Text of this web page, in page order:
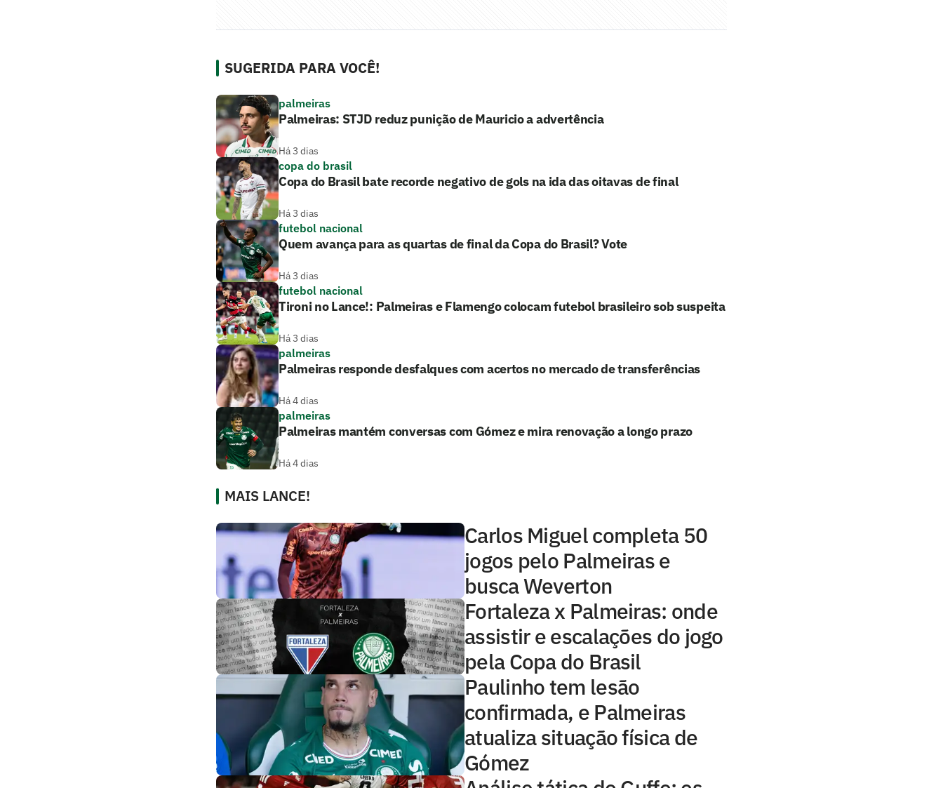
SUGERIDA PARA VOCÊ!
palmeiras
Palmeiras: STJD reduz punição de Mauricio a advertência
Há 3 dias
copa do brasil
Copa do Brasil bate recorde negativo de gols na ida das oitavas de final
Há 3 dias
futebol nacional
Quem avança para as quartas de final da Copa do Brasil? Vote
Há 3 dias
futebol nacional
Tironi no Lance!: Palmeiras e Flamengo colocam futebol brasileiro sob suspeita
Há 3 dias
palmeiras
Palmeiras responde desfalques com acertos no mercado de transferências
Há 4 dias
palmeiras
Palmeiras mantém conversas com Gómez e mira renovação a longo prazo
Há 4 dias
MAIS LANCE!
Carlos Miguel completa 50
jogos pelo Palmeiras e
busca Weverton
Fortaleza x Palmeiras: onde
assistir e escalações do jogo
pela Copa do Brasil
Paulinho tem lesão
confirmada, e Palmeiras
atualiza situação física de
Gómez